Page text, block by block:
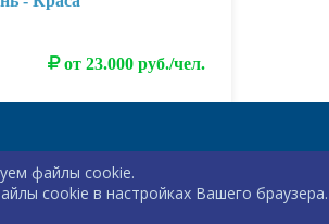
от 23.000 руб./чел.
файлы cookie.
cookie в настройках Вашего браузера.